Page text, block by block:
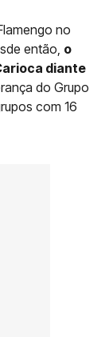
no
então, o
diante
do Grupo
com 16